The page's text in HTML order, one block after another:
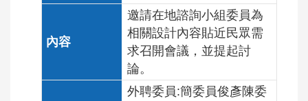
邀請在地諮詢小組委員為
相關設計內容貼近民眾需
求召開會議，並提起討
論。
外聘委員:簡委員俊彥陳委